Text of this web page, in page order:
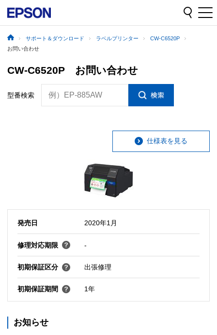
サポート＆ダウンロード ラベルプリンター
CW-C6520P
お問い合わせ
CW-C6520P お問い合わせ
型番検索 例）EP-885AW
仕様表を見る
発売日 2020年1月
修理対応期限 -
初期保証区分 出張修理
初期保証期間 1年
お知らせ